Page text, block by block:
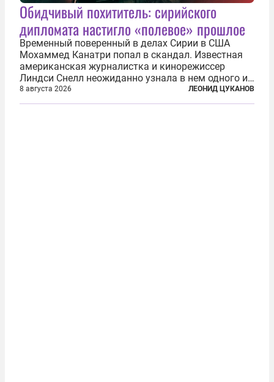
Обидчивый похититель: сирийского
дипломата настигло «полевое» прошлое
Временный поверенный в делах Сирии в США
Мохаммед Канатри попал в скандал. Известная
американская журналистка и кинорежиссер
Линдси Снелл неожиданно узнала в нем одного из
бандитов, похитивших ее в сирийском Алеппо в
2016 году. Журналистка убеждена, что Канатри, в
8 августа 2026 ЛЕОНИД ЦУКАНОВ